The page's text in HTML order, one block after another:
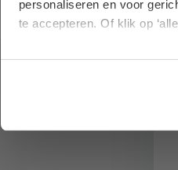
personaliseren en voor
te accepteren. Of klik op